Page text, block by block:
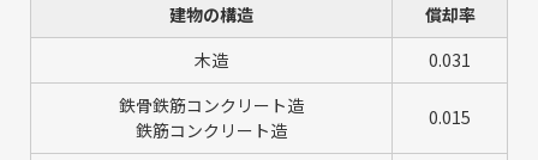
建物の構造
償却率
木造
0.031
鉄骨鉄筋コンクリート造
鉄筋コンクリート造
0.015